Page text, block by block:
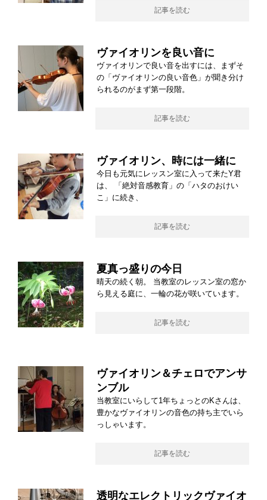
記事を読む
ヴァイオリンを良い音に
ヴァイオリンで良い音を出すには、まずそ
の「ヴァイオリンの良い音色」が聞き分け
られるのがまず第一段階。
記事を読む
ヴァイオリン、時には一緒に
今日も元気にレッスン室に入って来たY君
は、 「絶対音感教育」の「ハタのおけい
こ」に続き、
記事を読む
夏真っ盛りの今日
晴天の続く朝。 当教室のレッスン室の窓か
ら見える庭に、一輪の花が咲いています。
記事を読む
ヴァイオリン＆チェロでアンサ
ンブル
当教室にいらして1年ちょっとのKさんは、
豊かなヴァイオリンの音色の持ち主でいら
っしゃいます。
記事を読む
透明なエレクトリックヴァイオ